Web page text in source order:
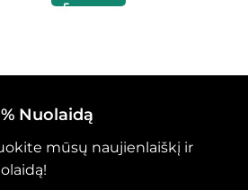
Nuolaidą
mūsų naujienlaiškį ir